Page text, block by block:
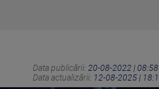
Data publicării: 20-08-2022 | 08:58
Data actualizării: 12-08-2025 |